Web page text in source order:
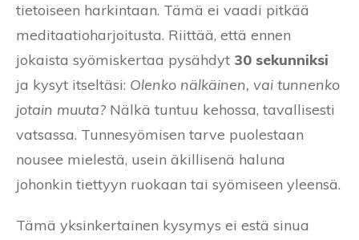
tietoiseen harkintaan. Tämä ei vaadi pitkää
meditaatioharjoitusta. Riittää, että ennen
jokaista syömiskertaa pysähdyt 30 sekunniksi
ja kysyt itseltäsi: Olenko nälkäinen, vai tunnenko
jotain muuta? Nälkä tuntuu kehossa, tavallisesti
vatsassa. Tunnesyömisen tarve puolestaan
nousee mielestä, usein äkillisenä haluna
johonkin tiettyyn ruokaan tai syömiseen yleensä.
Tämä yksinkertainen kysymys ei estä sinua